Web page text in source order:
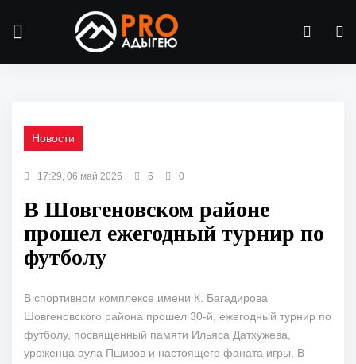
Новости
17:29, 06 май 2026 6 0
В Шовгеновском районе
прошел ежегодный турнир по
футболу
В спортивном комплексе имени К. Багадирова
Шовгеновского района прошел 30-й, ежегодный турнир по
футболу, посвященный памяти Ильяса Датхужева,
уроженца аула Пшизов и настоящего фаната игры. В